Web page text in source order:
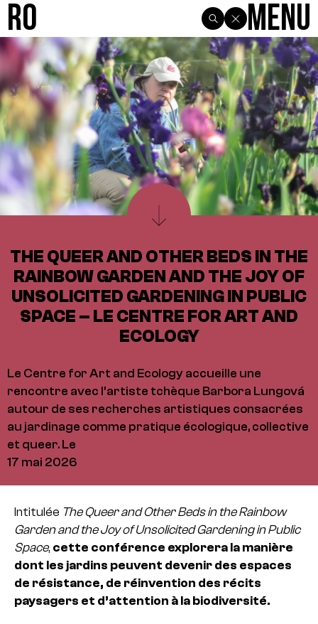
R0 Menu
THE QUEER AND OTHER BEDS IN THE
RAINBOW GARDEN AND THE JOY OF
UNSOLICITED GARDENING IN PUBLIC
SPACE – LE CENTRE FOR ART AND
ECOLOGY
Le Centre for Art and Ecology accueille une
rencontre avec l’artiste tchèque Barbora Lungová
autour de ses recherches artistiques consacrées
au jardinage comme pratique écologique, collective
et queer. Le
17 mai 2026
Intitulée The Queer and Other Beds in the Rainbow
Garden and the Joy of Unsolicited Gardening in Public
Space, cette conférence explorera la manière
dont les jardins peuvent devenir des espaces
de résistance, de réinvention des récits
paysagers et d’attention à la biodiversité.